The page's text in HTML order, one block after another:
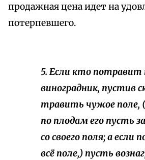
продажная цена идет на
потерпевшего.
5. Если кто потравит
виноградник, пустив
травить чужое поле,
по плодам его пусть
со своего поля; а если
всё поле,) пусть